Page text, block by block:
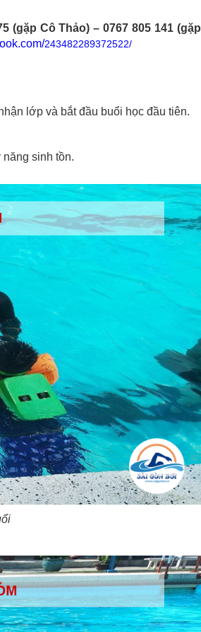
(gặp Cô Thảo) – 0767 805 141 (gặp
243482289372522/
lớp và bắt đầu buổi học đầu tiên.
sinh tồn.